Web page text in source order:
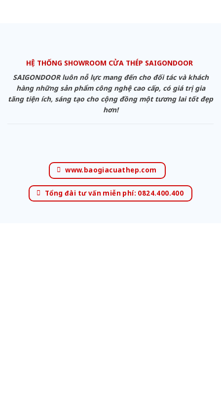
HỆ THỐNG SHOWROOM CỬA THÉP SAIGONDOOR
SAIGONDOOR luôn nỗ lực mang đến cho đối tác và khách
hàng những sản phẩm công nghệ cao cấp, có giá trị gia
tăng tiện ích, sáng tạo cho cộng đồng một tương lai tốt đẹp
hơn!
www.baogiacuathep.com
Tổng đài tư vấn miễn phí: 0824.400.400